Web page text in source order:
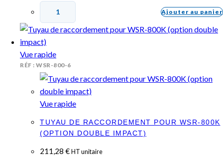
Ajouter au panier
Vue rapide
RÉF : WSR-800-6
Vue rapide
TUYAU DE RACCORDEMENT POUR WSR-800K
(OPTION DOUBLE IMPACT)
211,28 € HT unitaire